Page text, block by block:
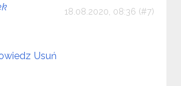
18.08.2020, 08:36
Usuń